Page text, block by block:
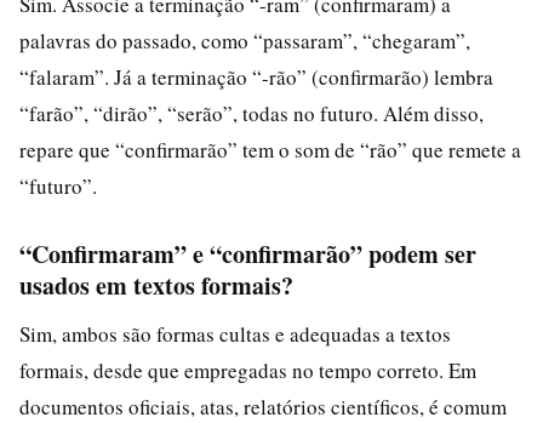
palavras do passado, como “passaram”, “chegaram”,
“falaram”. Já a terminação “-rão” (confirmarão) lembra
“farão”, “dirão”, “serão”, todas no futuro. Além disso,
repare que “confirmarão” tem o som de “rão” que remete a
“futuro”.
“Confirmaram” e “confirmarão” podem ser
usados em textos formais?
Sim, ambos são formas cultas e adequadas a textos
formais, desde que empregadas no tempo correto. Em
documentos oficiais, atas, relatórios científicos, é comum